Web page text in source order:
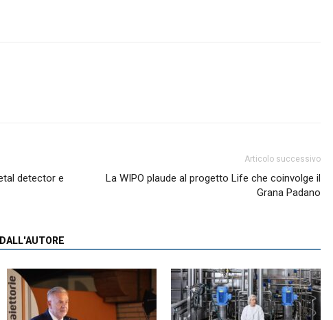
detector e
Articolo successivo
La WIPO plaude al progetto Life che coinvolge il
Grana Padano